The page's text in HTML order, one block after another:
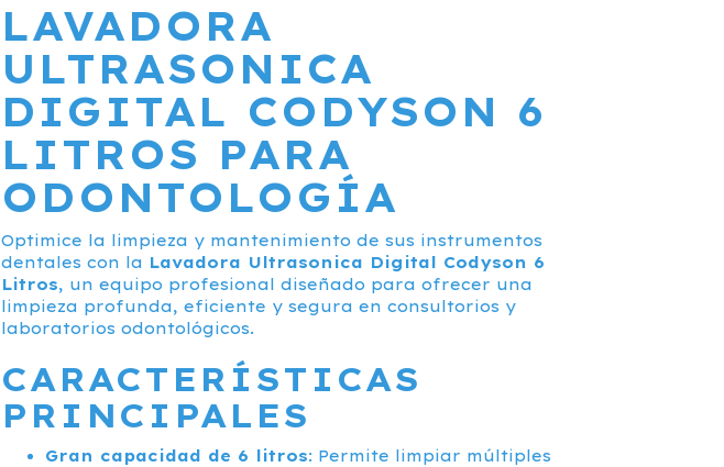
LAVADORA
ULTRASONICA
DIGITAL CODYSON 6
LITROS PARA
ODONTOLOGÍA
Optimice la limpieza y mantenimiento de sus instrumentos
dentales con la Lavadora Ultrasonica Digital Codyson 6
Litros, un equipo profesional diseñado para ofrecer una
limpieza profunda, eficiente y segura en consultorios y
laboratorios odontológicos.
CARACTERÍSTICAS
PRINCIPALES
Gran capacidad de 6 litros: Permite limpiar múltiples